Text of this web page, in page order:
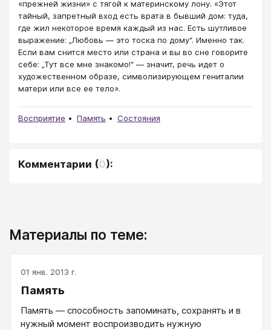
«прежней жизни» с тягой к материнскому лону. «Этот
тайный, запретный вход есть врата в бывший дом: туда,
где жил некоторое время каждый из нас. Есть шутливое
выражение: „Любовь — это тоска по дому“. Именно так.
Если вам снится место или страна и вы во сне говорите
себе: „Тут все мне знакомо!“ — значит, речь идет о
художественном образе, символизирующем гениталии
матери или все ее тело».
Восприятие Память Состояния
Комментарии (0):
Материалы по теме:
01 янв. 2013 г.
Память
Память — способность запоминать, сохранять и в
нужный момент воспроизводить нужную